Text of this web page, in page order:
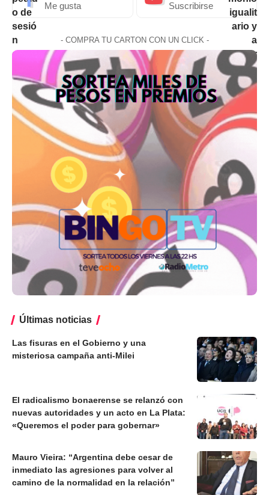
Me gusta Suscribirse
- COMPRA TU CARTON CON UN CLICK -
Últimas noticias
Las fisuras en el Gobierno y una
misteriosa campaña anti-Milei
El radicalismo bonaerense se relanzó con
nuevas autoridades y un acto en La Plata:
«Queremos el poder para gobernar»
Mauro Vieira: “Argentina debe cesar de
inmediato las agresiones para volver al
camino de la normalidad en la relación”